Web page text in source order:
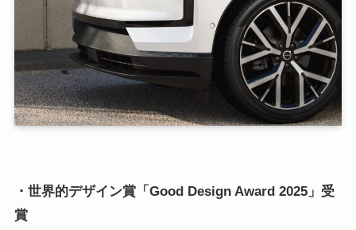
・世界的デザイン賞「Good Design Award 2025」受
賞